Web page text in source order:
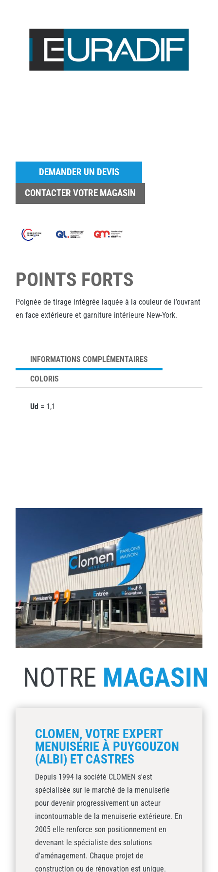
DEMANDER UN DEVIS
CONTACTER VOTRE MAGASIN
POINTS FORTS
Poignée de tirage intégrée laquée à la couleur de l’ouvrant
en face extérieure et garniture intérieure New-York.
INFORMATIONS COMPLÉMENTAIRES
COLORIS
Ud = 1,1
NOTRE MAGASIN
CLOMEN, VOTRE EXPERT
MENUISERIE À PUYGOUZON
(ALBI) ET CASTRES
Depuis 1994 la société CLOMEN s'est
spécialisée sur le marché de la menuiserie
pour devenir progressivement un acteur
incontournable de la menuiserie extérieure. En
2005 elle renforce son positionnement en
devenant le spécialiste des solutions
d'aménagement. Chaque projet de
construction ou de rénovation est unique.